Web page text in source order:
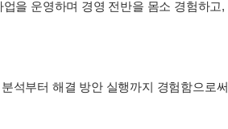
을 운영하며 경영 전반을 몸소 경험하고
석부터 해결 방안 실행까지 경험함으로